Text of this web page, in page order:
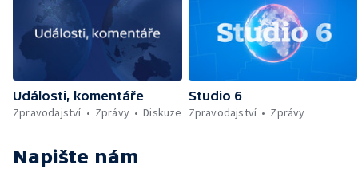
Události, komentáře
Zpravodajství
Zprávy Diskuze
Studio 6
Zpravodajství
Zprávy
Napište nám